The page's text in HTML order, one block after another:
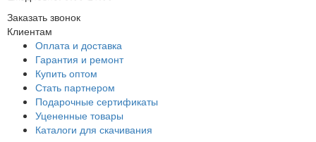
Заказать звонок
Клиентам
Оплата и доставка
Гарантия и ремонт
Купить оптом
Стать партнером
Подарочные сертификаты
Уцененные товары
Каталоги для скачивания